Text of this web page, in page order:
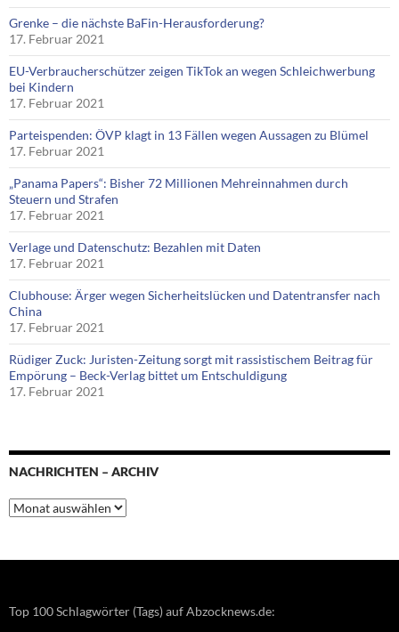
Grenke – die nächste BaFin-Herausforderung?
17. Februar 2021
EU-Verbraucherschützer zeigen TikTok an wegen Schleichwerbung
bei Kindern
17. Februar 2021
Parteispenden: ÖVP klagt in 13 Fällen wegen Aussagen zu Blümel
17. Februar 2021
„Panama Papers“: Bisher 72 Millionen Mehreinnahmen durch
Steuern und Strafen
17. Februar 2021
Verlage und Datenschutz: Bezahlen mit Daten
17. Februar 2021
Clubhouse: Ärger wegen Sicherheitslücken und Datentransfer nach
China
17. Februar 2021
Rüdiger Zuck: Juristen-Zeitung sorgt mit rassistischem Beitrag für
Empörung – Beck-Verlag bittet um Entschuldigung
17. Februar 2021
NACHRICHTEN – ARCHIV
Nachrichten
–
Top 100 Schlagwörter (Tags) auf Abzocknews.de: